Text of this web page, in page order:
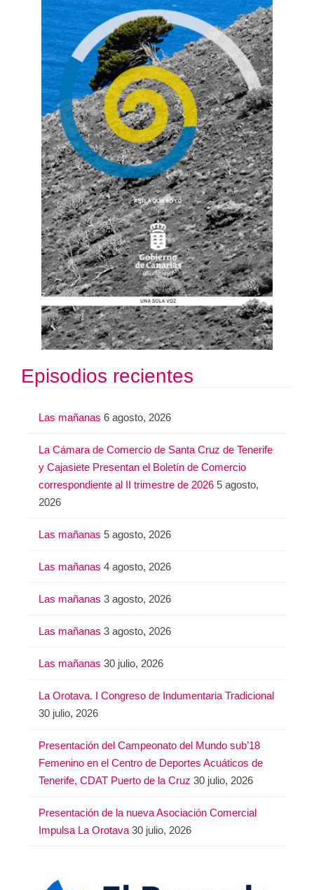
Episodios recientes
Las mañanas 6 agosto, 2026
La Cámara de Comercio de Santa Cruz de Tenerife
y Cajasiete Presentan el Boletín de Comercio
correspondiente al II trimestre de 2026 5 agosto,
2026
Las mañanas 5 agosto, 2026
Las mañanas 4 agosto, 2026
Las mañanas 3 agosto, 2026
Las mañanas 3 agosto, 2026
Las mañanas 30 julio, 2026
La Orotava. I Congreso de Indumentaria Tradicional
30 julio, 2026
Presentación del Campeonato del Mundo sub’18
Femenino en el Centro de Deportes Acuáticos de
Tenerife, CDAT Puerto de la Cruz 30 julio, 2026
Presentación de la nueva Asociación Comercial
Impulsa La Orotava 30 julio, 2026